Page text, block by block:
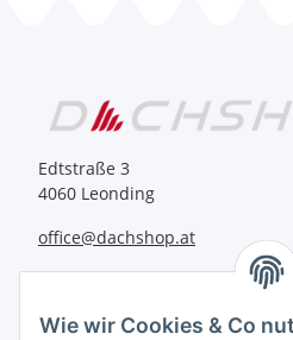
Edtstraße 3
4060 Leonding
office@dachshop.at
Wie wir Cookies & Co